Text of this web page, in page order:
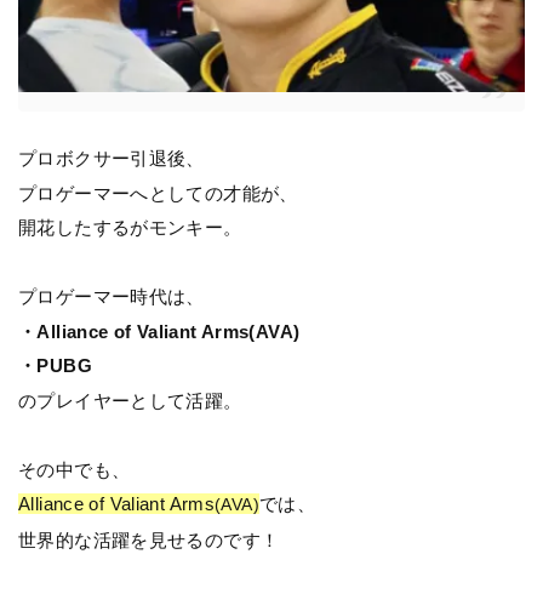
プロボクサー引退後、
プロゲーマーへとしての才能が、
開花したするがモンキー。
プロゲーマー時代は、
・Alliance of Valiant Arms(AVA)
・PUBG
のプレイヤーとして活躍。
その中でも、
Alliance of Valiant Arms(AVA)では、
世界的な活躍を見せるのです！